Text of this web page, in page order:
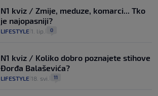
N1 kviz / Zmije, meduze, komarci... Tko
je najopasniji?
LIFESTYLE 1. lip. 0
N1 kviz / Koliko dobro poznajete stihove
Đorđa Balaševića?
LIFESTYLE 18. svi. 11